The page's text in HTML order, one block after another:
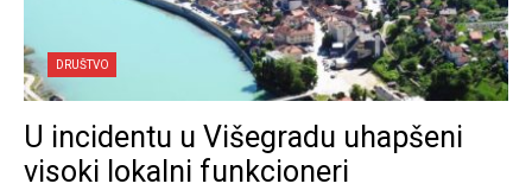
DRUŠTVO
U incidentu u Višegradu uhapšeni
visoki lokalni funkcioneri